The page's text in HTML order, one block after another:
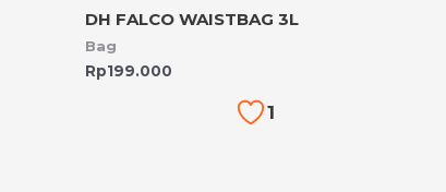
DH FALCO WAISTBAG 3L
Bag
Rp199.000
1